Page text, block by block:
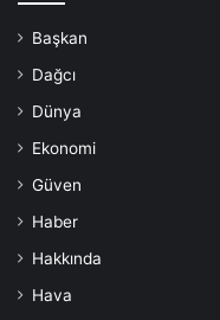
Başkan
Dağcı
Dünya
Ekonomi
Güven
Haber
Hakkında
Hava